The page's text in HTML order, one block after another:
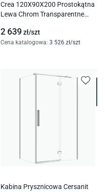
Crea 120X90X200 Prostokątna
Lewa Chrom Transparentne
2 639zł/szt
Cena katalogowa: 3 526 zł/szt
Kabina Prysznicowa Cersanit